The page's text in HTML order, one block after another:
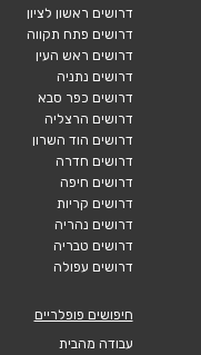
דרושים ראשון לציון
דרושים פתח תקווה
דרושים ראש העין
דרושים נתניה
דרושים כפר סבא
דרושים הרצליה
דרושים הוד השרון
דרושים חדרה
דרושים חיפה
דרושים קריות
דרושים נהריה
דרושים טבריה
דרושים עפולה
חיפושים פופלריים
עבודה מהבית